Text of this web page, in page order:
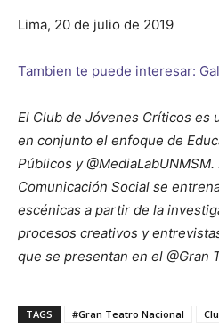
Lima, 20 de julio de 2019
Tambien te puede interesar:
El Club de Jóvenes Críticos es
en conjunto el enfoque de
Públicos y
Comunicación Social se
escénicas a partir de la
procesos creativos y
que se presentan en el @Gran
TAGS #Gran Teatro Nacional